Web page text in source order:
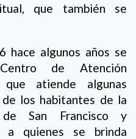
que también se
hace algunos años se
de Atención
que atiende algunas
los habitantes de la
San Francisco y
a quienes se brinda